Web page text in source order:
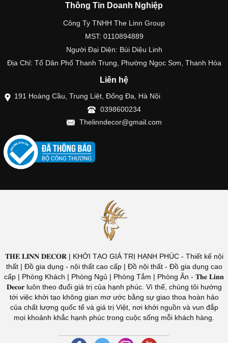
Thông Tin Doanh Nghiệp
Công Ty TNHH The Linn Group
MST: 0110894889
Người Đại Diện: Bùi Diệu Linh
Địa Chỉ: Tổ Dân Phố Thanh Trung, Phường Ngọc Sơn, Thanh Hóa
Liên hệ
191 Hoàng Cầu, Trung Liệt, Đống Đa, Hà Nội
0398600234
Thelinndecor@gmail.com
𝐓𝐇𝐄 𝐋𝐈𝐍𝐍 𝐃𝐄𝐂𝐎𝐑 | KHỞI TẠO GIÁ TRỊ HẠNH PHÚC - Thiết kế nội
thất | Đồ gia dụng - nội thất cao cấp | Đồ nội thất - Đồ gia dụng cao
cấp | Phòng Khách | Phòng Ngủ | Phòng Tắm | Phòng Ăn - 𝐓𝐡𝐞 𝐋𝐢𝐧𝐧
𝐃𝐞𝐜𝐨𝐫 luôn theo đuổi giá trị của hạnh phúc. Vì thế, chúng tôi hướng
tới việc khởi tạo không gian mơ ước bằng sự giao thoa hoàn hảo
của chất lượng quốc tế và giá trị Việt, nơi khởi nguồn và vun đắp
mọi khoảnh khắc hạnh phúc trong cuộc sống mỗi khách hàng.